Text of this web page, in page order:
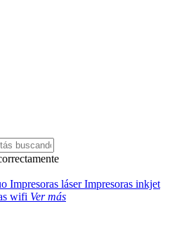
Impresoras láserImpresoras inkjet
wifi Ver más